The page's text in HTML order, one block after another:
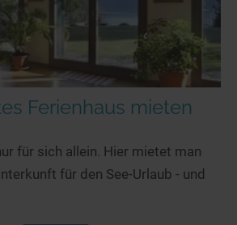
Ferienhaus mieten
für sich allein. Hier mietet man
für den See-Urlaub - und